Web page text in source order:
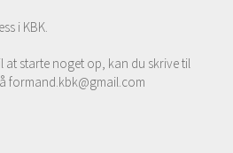
i KBK.
at starte noget op, kan du skrive til
formand.kbk@gmail.com